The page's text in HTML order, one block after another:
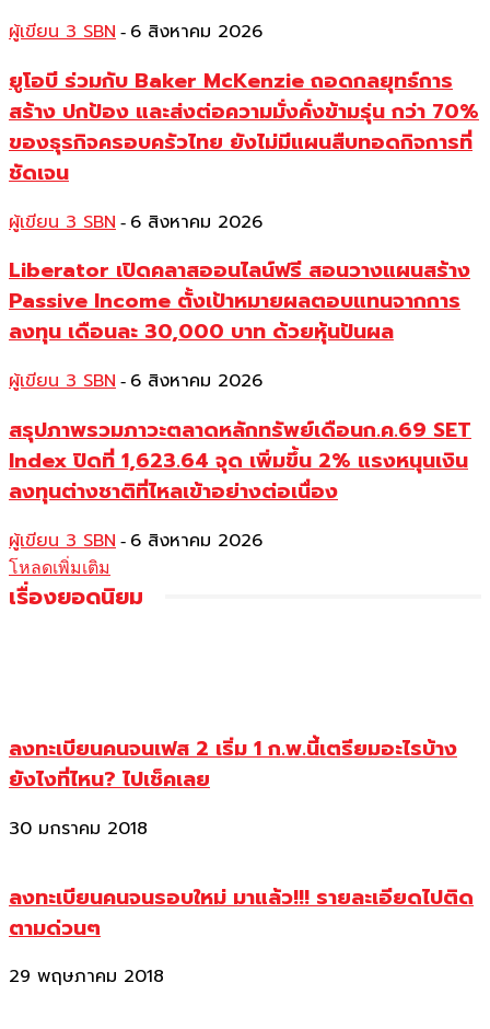
ผู้เขียน 3 SBN - 6 สิงหาคม 2026
ยูโอบี ร่วมกับ Baker McKenzie ถอดกลยุทธ์การ
สร้าง ปกป้อง และส่งต่อความมั่งคั่งข้ามรุ่น กว่า 70%
ของธุรกิจครอบครัวไทย ยังไม่มีแผนสืบทอดกิจการที่
ชัดเจน
ผู้เขียน 3 SBN - 6 สิงหาคม 2026
Liberator เปิดคลาสออนไลน์ฟรี สอนวางแผนสร้าง
Passive Income ตั้งเป้าหมายผลตอบแทนจากการ
ลงทุน เดือนละ 30,000 บาท ด้วยหุ้นปันผล
ผู้เขียน 3 SBN - 6 สิงหาคม 2026
สรุปภาพรวมภาวะตลาดหลักทรัพย์เดือนก.ค.69 SET
Index ปิดที่ 1,623.64 จุด เพิ่มขึ้น 2% แรงหนุนเงิน
ลงทุนต่างชาติที่ไหลเข้าอย่างต่อเนื่อง
ผู้เขียน 3 SBN - 6 สิงหาคม 2026
โหลดเพิ่มเติม
เรื่องยอดนิยม
ลงทะเบียนคนจนเฟส 2 เริ่ม 1 ก.พ.นี้เตรียมอะไรบ้าง
ยังไงที่ไหน? ไปเช็คเลย
30 มกราคม 2018
ลงทะเบียนคนจนรอบใหม่ มาแล้ว!!! รายละเอียดไปติด
ตามด่วนๆ
29 พฤษภาคม 2018